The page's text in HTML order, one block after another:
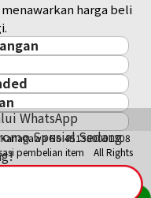
WhatsApp
Spesial Sedang
harga beli
No.451380001308
pembelian item All Rights